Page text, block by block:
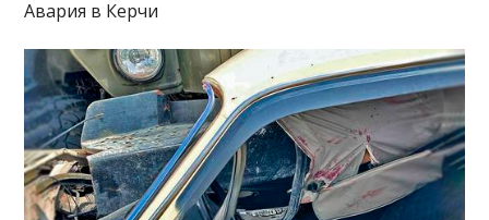
Авария в Керчи